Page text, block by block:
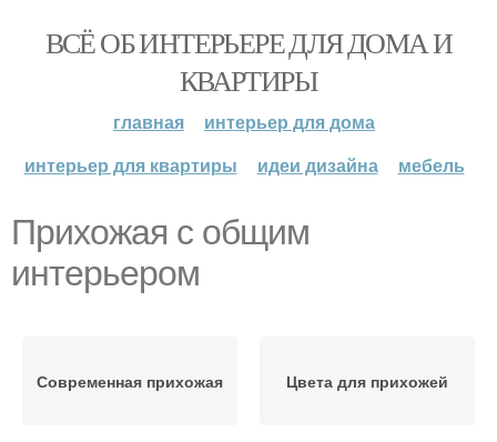
ВСЁ ОБ ИНТЕРЬЕРЕ ДЛЯ ДОМА И
КВАРТИРЫ
главная
интерьер для дома
интерьер для квартиры
идеи дизайна мебель
Прихожая с общим
интерьером
Современная прихожая Цвета для прихожей